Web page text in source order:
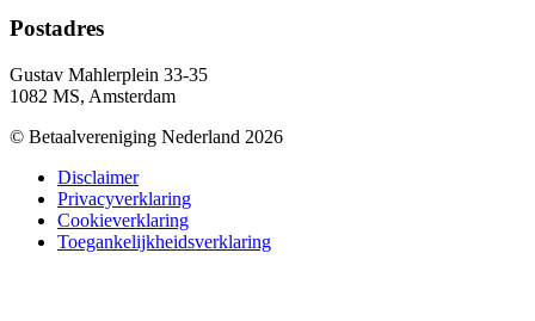
Postadres
Gustav Mahlerplein 33-35
1082 MS, Amsterdam
© Betaalvereniging Nederland 2026
Disclaimer
Privacyverklaring
Cookieverklaring
Toegankelijkheidsverklaring